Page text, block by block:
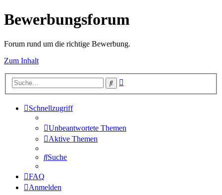
Bewerbungsforum
Forum rund um die richtige Bewerbung.
Zum Inhalt
Suche
Schnellzugriff
Unbeantwortete Themen
Aktive Themen
Suche
FAQ
Anmelden